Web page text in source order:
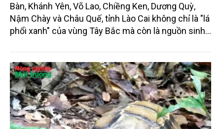
Bàn, Khánh Yên, Võ Lao, Chiềng Ken, Dương Quỳ,
Nậm Chày và Châu Quế, tỉnh Lào Cai không chỉ là "lá
phổi xanh" của vùng Tây Bắc mà còn là nguồn sinh